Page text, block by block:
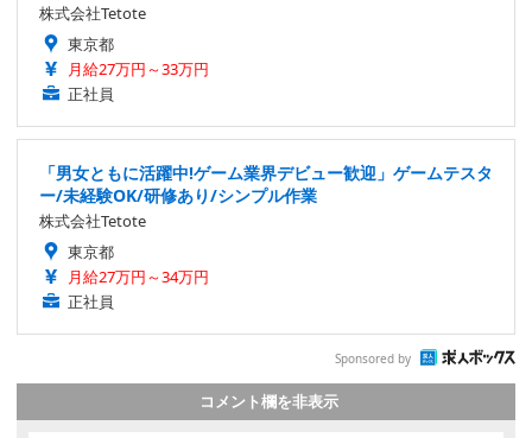
株式会社Tetote
東京都
月給27万円～33万円
正社員
「男女ともに活躍中!ゲーム業界デビュー歓迎」ゲームテスタ
ー/未経験OK/研修あり/シンプル作業
株式会社Tetote
東京都
月給27万円～34万円
正社員
Sponsored by
コメント欄を非表示